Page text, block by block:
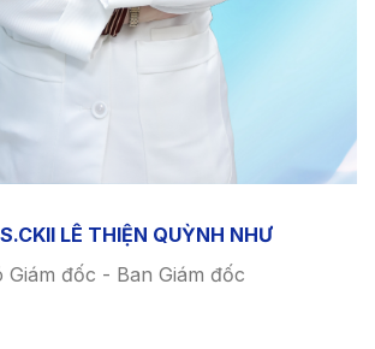
LÊ THIỆN QUỲNH NHƯ
Giám đốc - Ban Giám đốc